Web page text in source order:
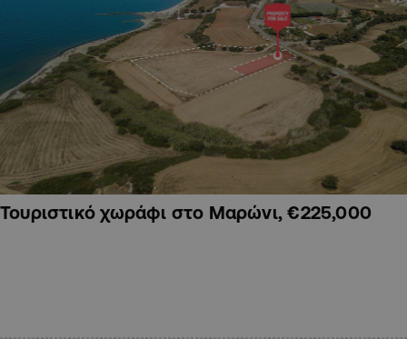
Τουριστικό χωράφι στο Μαρώνι, €225,000